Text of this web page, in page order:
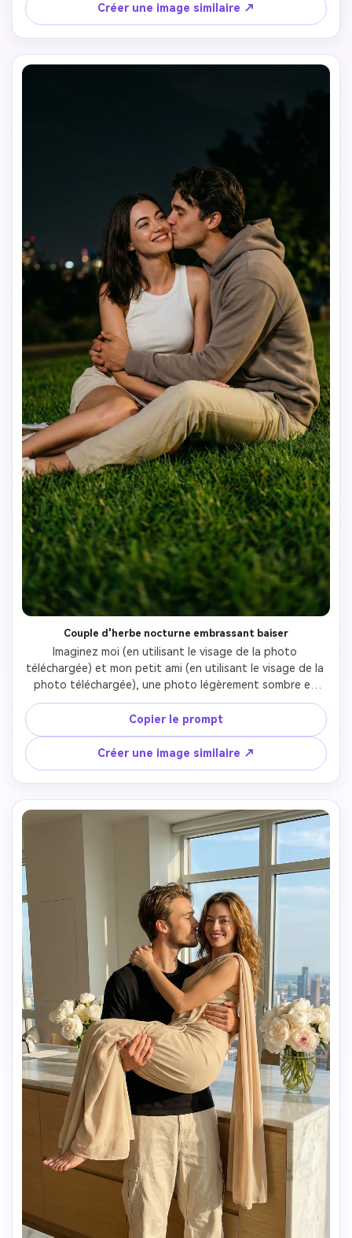
et d'un pantalon sombre. La jeune femme (mince, aux
longs cheveux noirs et lisses et aux lunettes) portait une
robe florale rouge et blanc avec un châle enveloppé
autour des épaules.
Créer une image similaire ↗
Couple d'herbe nocturne embrassant baiser
Imaginez moi (en utilisant le visage de la photo
téléchargée) et mon petit ami (en utilisant le visage de la
photo téléchargée), une photo légèrement sombre et
romantique capturant nos moments de couple en plein air
la nuit. Avec les cheveux bouclés foncés, un sweat à
capuche brun ou taupe et un pantalon clair, il est assis à
droite. Il m'embrassait et m'embrassait, et je m'appuyais
sur lui. J'ai des cheveux foncés moyens et je porte une
chemise blanche serrée et une jupe courte de couleur
claire. Notre emplacement est très bas au-dessus du sol
et le sol est recouvert d’herbe verte courte et lumineuse.
Copier le prompt
Créer une image similaire ↗